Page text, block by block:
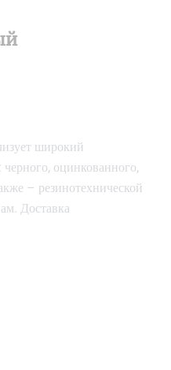
широкий
черного, оцинкованного,
– резинотехнической
Доставка